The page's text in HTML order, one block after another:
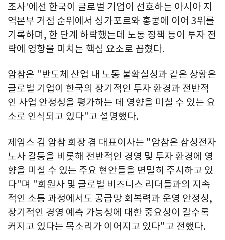
조사'에선 한국이 글로벌 기업이 선호하는 아시아 지
역본부 거점 순위에서 싱가포르와 홍콩에 이어 3위를
기록하며, 한 단계 하락했는데 노동 정책 등이 투자 전
략에 영향을 미치는 핵심 요소로 꼽혔다.
암참은 "반도체 산업 내 노동 불확실성과 같은 상황은
글로벌 기업이 한국의 장기적인 투자 환경과 전반적
인 사업 안정성을 평가하는 데 영향을 미칠 수 있는 요
소로 인식되고 있다"고 설명했다.
제임스 김 암참 회장 겸 대표이사는 "암참은 삼성전자
노사 갈등을 비롯해 전반적인 경영 및 투자 환경에 영
향을 미칠 수 있는 주요 현안들을 면밀히 주시하고 있
다"며 "회원사 및 글로벌 비즈니스 리더들과의 지속
적인 소통 과정에서도 공급망 회복력과 운영 안정성,
장기적인 경영 예측 가능성에 대한 중요성이 갈수록
커지고 있다는 목소리가 이어지고 있다"고 전했다.